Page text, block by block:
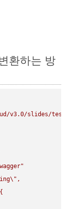
환하는 방
v3.0/slides/test-
\" ,